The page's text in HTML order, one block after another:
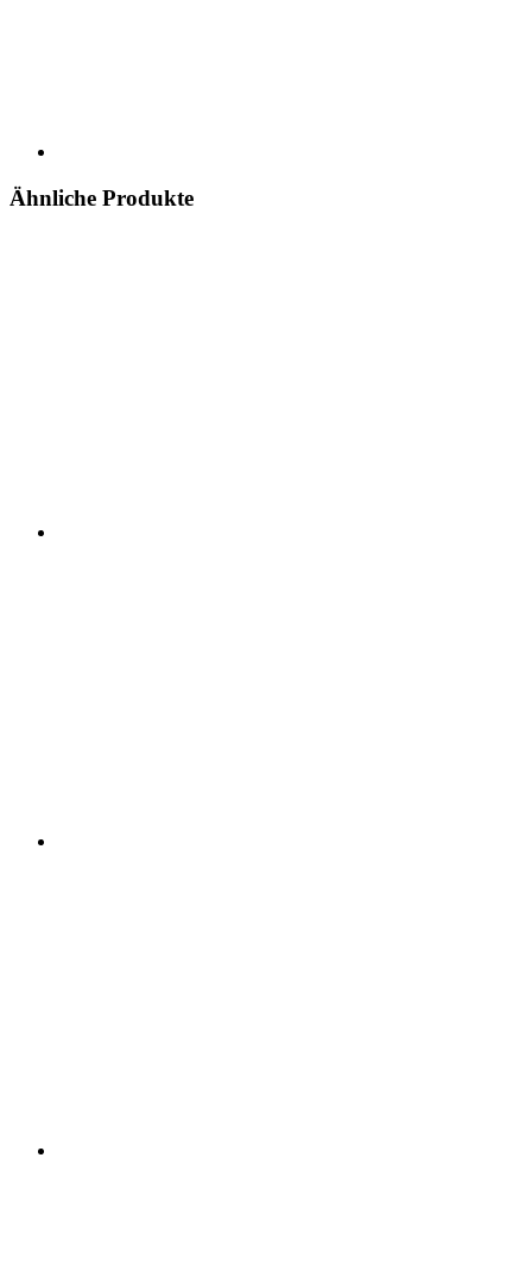
Ähnliche Produkte